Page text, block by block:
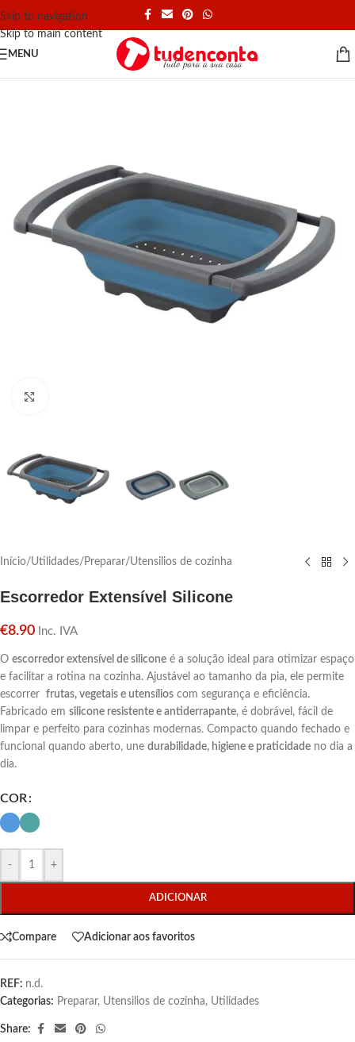
Skip to navigation
Skip to main content
MENU
Início/Utilidades/ Preparar/Utensilios de cozinha
Escorredor Extensível Silicone
€8.90 Inc. IVA
O escorredor extensível de silicone é a solução ideal para otimizar espaço
e facilitar a rotina na cozinha. Ajustável ao tamanho da pia, ele permite
escorrer frutas, vegetais e utensílios com segurança e eficiência.
Fabricado em silicone resistente e antiderrapante, é dobrável, fácil de
limpar e perfeito para cozinhas modernas. Compacto quando fechado e
funcional quando aberto, une durabilidade, higiene e praticidade no dia a
dia.
COR
- +
ADICIONAR
Compare Adicionar aos favoritos
REF: n.d.
Categorias: Preparar, Utensilios de cozinha, Utilidades
Share: